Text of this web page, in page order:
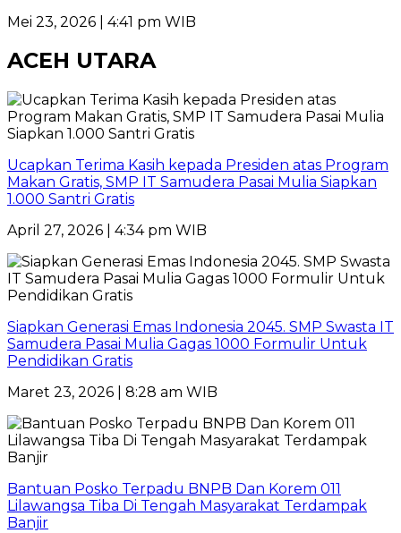
Mei 23, 2026 | 4:41 pm WIB
ACEH UTARA
Ucapkan Terima Kasih kepada Presiden atas Program
Makan Gratis, SMP IT Samudera Pasai Mulia Siapkan
1.000 Santri Gratis
April 27, 2026 | 4:34 pm WIB
Siapkan Generasi Emas Indonesia 2045. SMP Swasta IT
Samudera Pasai Mulia Gagas 1000 Formulir Untuk
Pendidikan Gratis
Maret 23, 2026 | 8:28 am WIB
Bantuan Posko Terpadu BNPB Dan Korem 011
Lilawangsa Tiba Di Tengah Masyarakat Terdampak
Banjir